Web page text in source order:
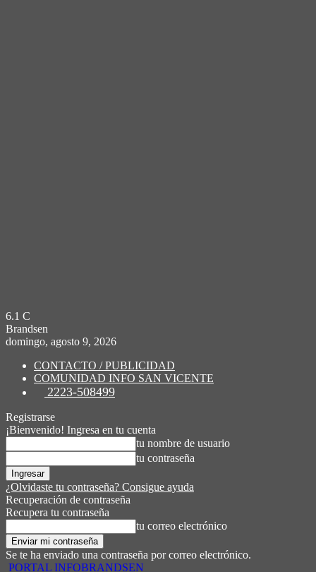
6.1 C
Brandsen
domingo, agosto 9, 2026
CONTACTO / PUBLICIDAD
COMUNIDAD INFO SAN VICENTE
2223-508499
Registrarse
¡Bienvenido! Ingresa en tu cuenta
tu nombre de usuario
tu contraseña
¿Olvidaste tu contraseña? Consigue ayuda
Recuperación de contraseña
Recupera tu contraseña
tu correo electrónico
Se te ha enviado una contraseña por correo electrónico.
PORTAL INFOBRANDSEN